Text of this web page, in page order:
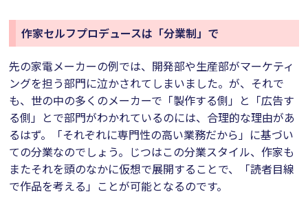
作家セルフプロデュースは「分業制」で
先の家電メーカーの例では、開発部や生産部がマーケティ
ングを担う部門に泣かされてしまいました。が、それで
も、世の中の多くのメーカーで「製作する側」と「広告す
る側」とで部門がわかれているのには、合理的な理由があ
るはず。「それぞれに専門性の高い業務だから」に基づい
ての分業なのでしょう。じつはこの分業スタイル、作家も
またそれを頭のなかに仮想で展開することで、「読者目線
で作品を考える」ことが可能となるのです。